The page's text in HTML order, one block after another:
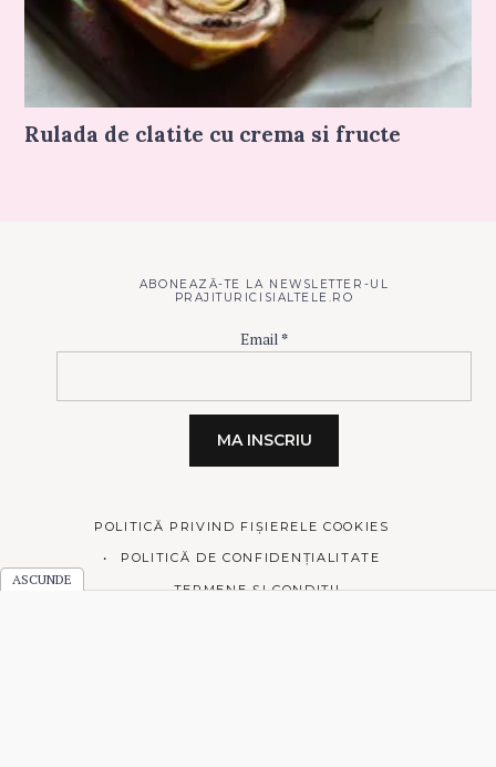
Rulada de clatite cu crema si fructe
ABONEAZĂ-TE LA NEWSLETTER-UL
PRAJITURICISIALTELE.RO
Email*
POLITICĂ PRIVIND FIȘIERELE COOKIES
POLITICĂ DE CONFIDENȚIALITATE
TERMENE ȘI CONDIȚII